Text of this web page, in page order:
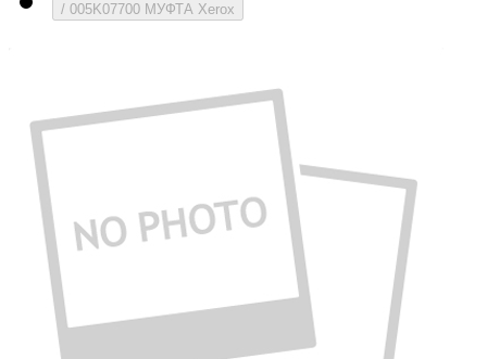
/ 005K07700 МУФТА Xerox